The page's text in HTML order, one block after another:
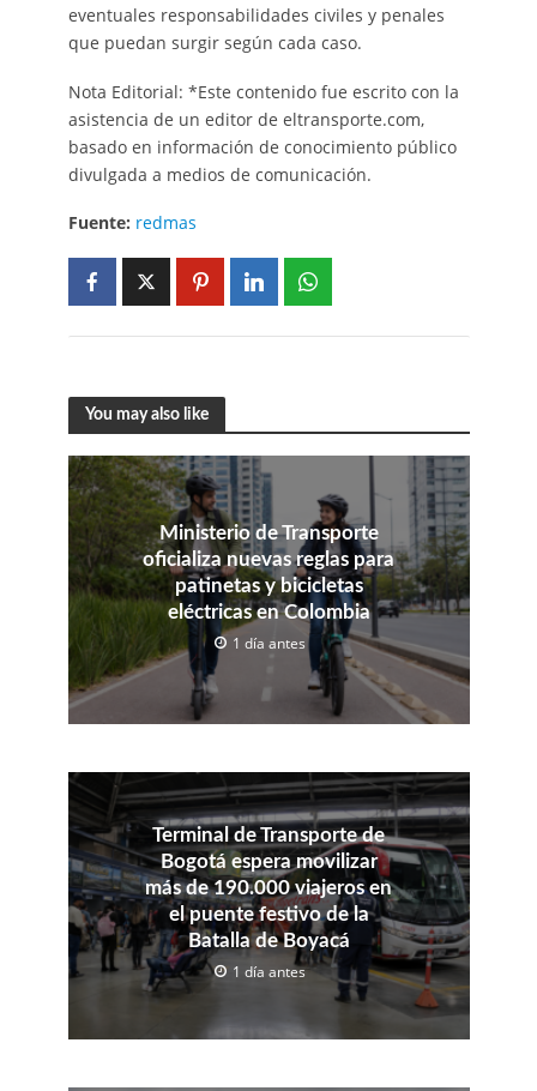
eventuales responsabilidades civiles y penales
que puedan surgir según cada caso.
Nota Editorial: *Este contenido fue escrito con la
asistencia de un editor de eltransporte.com,
basado en información de conocimiento público
divulgada a medios de comunicación.
Fuente: redmas
You may also like
Ministerio de Transporte
oficializa nuevas reglas para
patinetas y bicicletas
eléctricas en Colombia
1 día antes
Terminal de Transporte de
Bogotá espera movilizar
más de 190.000 viajeros en
el puente festivo de la
Batalla de Boyacá
1 día antes